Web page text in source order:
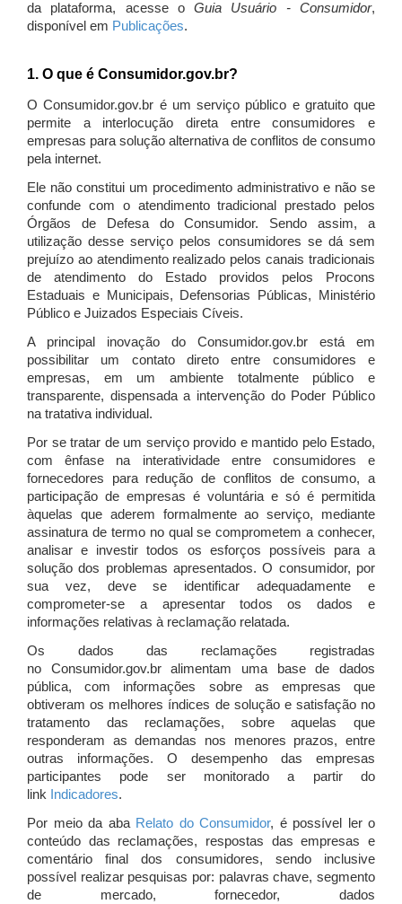
da plataforma, acesse oGuia Usuário - Consumidor,
disponível em Publicações.
1. O que é Consumidor.gov.br?
O Consumidor.gov.br é um serviço público e gratuito que
permite a interlocução direta entre consumidores e
empresas para solução alternativa de conflitos de consumo
pela internet.
Ele não constitui um procedimento administrativo e não se
confunde com o atendimento tradicional prestado pelos
Órgãos de Defesa do Consumidor. Sendo assim, a
utilização desse serviço pelos consumidores se dá sem
prejuízo ao atendimento realizado pelos canais tradicionais
de atendimento do Estado providos pelos Procons
Estaduais e Municipais, Defensorias Públicas, Ministério
Público e Juizados Especiais Cíveis.
A principal inovação do Consumidor.gov.br está em
possibilitar um contato direto entre consumidores e
empresas, em um ambiente totalmente público e
transparente, dispensada a intervenção do Poder Público
na tratativa individual.
Por se tratar de um serviço provido e mantido pelo Estado,
com ênfase na interatividade entre consumidores e
fornecedores para redução de conflitos de consumo, a
participação de empresas é voluntária e só é permitida
àquelas que aderem formalmente ao serviço, mediante
assinatura de termo no qual se comprometem a conhecer,
analisar e investir todos os esforços possíveis para a
solução dos problemas apresentados. O consumidor, por
sua vez, deve se identificar adequadamente e
comprometer-se a apresentar todos os dados e
informações relativas à reclamação relatada.
Os dados das reclamações registradas
no Consumidor.gov.br alimentam uma base de dados
pública, com informações sobre as empresas que
obtiveram os melhores índices de solução e satisfação no
tratamento das reclamações, sobre aquelas que
responderam as demandas nos menores prazos, entre
outras informações. O desempenho das empresas
participantes pode ser monitorado a partir do
link Indicadores.
Por meio da aba Relato do Consumidor, é possível ler o
conteúdo das reclamações, respostas das empresas e
comentário final dos consumidores, sendo inclusive
possível realizar pesquisas por: palavras chave, segmento
de mercado, fornecedor, dados